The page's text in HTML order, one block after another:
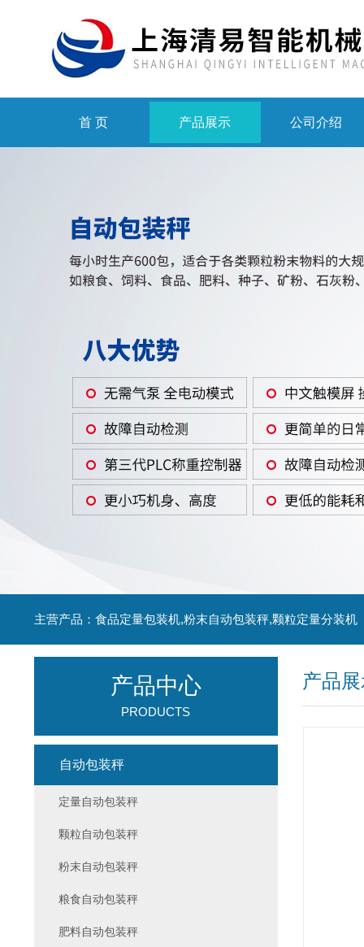
首 页 产品展示 公司介绍
主营产品：食品定量包装机,粉末自动包装秤,颗粒定量分装机
产品
产品中心
PRODUCTS
自动包装秤
定量自动包装秤
颗粒自动包装秤
粉末自动包装秤
粮食自动包装秤
肥料自动包装秤